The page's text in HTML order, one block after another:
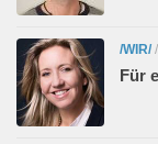
/WIR/ /
Für